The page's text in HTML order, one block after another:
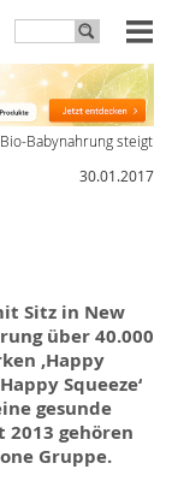
Babynahrung steigt
30.01.2017
Sitz in New
über 40.000
‚Happy
Squeeze‘
gesunde
gehören
Gruppe.